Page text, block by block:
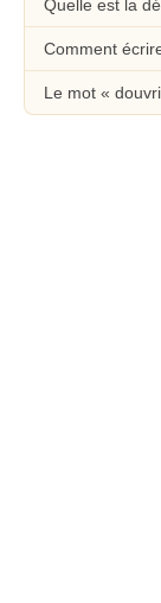
Quelle est la
Comment
Le mot «